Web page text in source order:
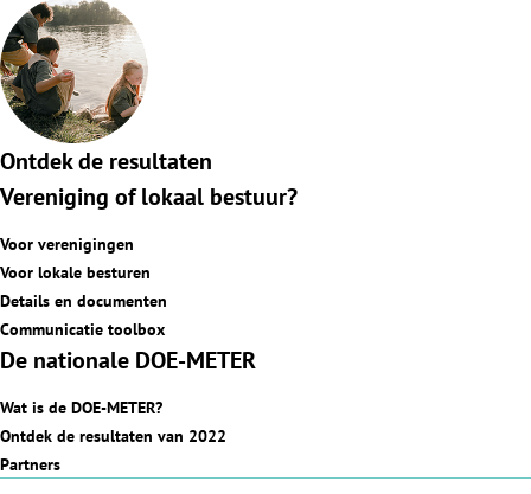
Ontdek de resultaten
Vereniging of lokaal bestuur?
Voor verenigingen
Voor lokale besturen
Details en documenten
Communicatie toolbox
De nationale DOE-METER
Wat is de DOE-METER?
Ontdek de resultaten van 2022
Partners